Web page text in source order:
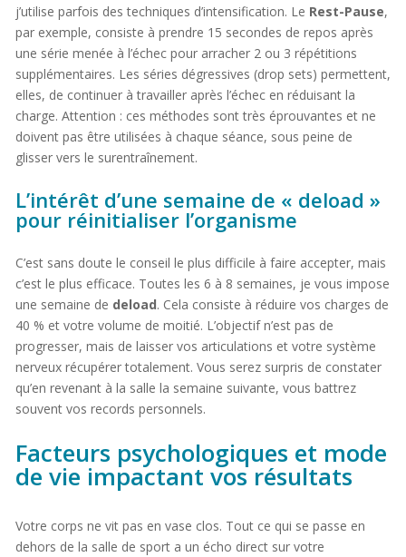
j’utilise parfois des techniques d’intensification. Le Rest-Pause,
par exemple, consiste à prendre 15 secondes de repos après
une série menée à l’échec pour arracher 2 ou 3 répétitions
supplémentaires. Les séries dégressives (drop sets) permettent,
elles, de continuer à travailler après l’échec en réduisant la
charge. Attention : ces méthodes sont très éprouvantes et ne
doivent pas être utilisées à chaque séance, sous peine de
glisser vers le surentraînement.
L’intérêt d’une semaine de « deload »
pour réinitialiser l’organisme
C’est sans doute le conseil le plus difficile à faire accepter, mais
c’est le plus efficace. Toutes les 6 à 8 semaines, je vous impose
une semaine de deload. Cela consiste à réduire vos charges de
40 % et votre volume de moitié. L’objectif n’est pas de
progresser, mais de laisser vos articulations et votre système
nerveux récupérer totalement. Vous serez surpris de constater
qu’en revenant à la salle la semaine suivante, vous battrez
souvent vos records personnels.
Facteurs psychologiques et mode
de vie impactant vos résultats
Votre corps ne vit pas en vase clos. Tout ce qui se passe en
dehors de la salle de sport a un écho direct sur votre